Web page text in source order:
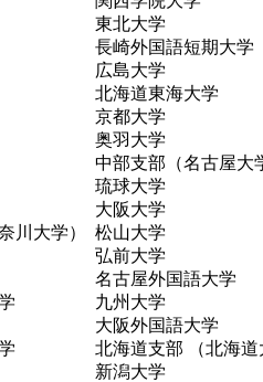
東北大学
長崎外国語短期大学
広島大学
北海道東海大学
京都大学
奥羽大学
中部支部（名古屋大
琉球大学
大阪大学
川大学）
松山大学
弘前大学
名古屋外国語大学
九州大学
大阪外国語大学
北海道支部 （北海道
新潟大学